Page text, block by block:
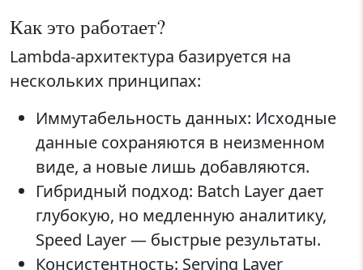
Как это работает?
Lambda-архитектура базируется на
нескольких принципах:
Иммутабельность данных: Исходные
данные сохраняются в неизменном
виде, а новые лишь добавляются.
Гибридный подход: Batch Layer дает
глубокую, но медленную аналитику,
Speed Layer — быстрые результаты.
Консистентность: Serving Layer